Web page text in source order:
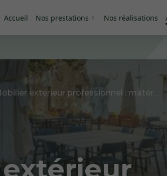
Accueil Nos prestations Nos réalisations
Mobilier extérieur professionnel : matériaux résistants pour terrasses et rooftops